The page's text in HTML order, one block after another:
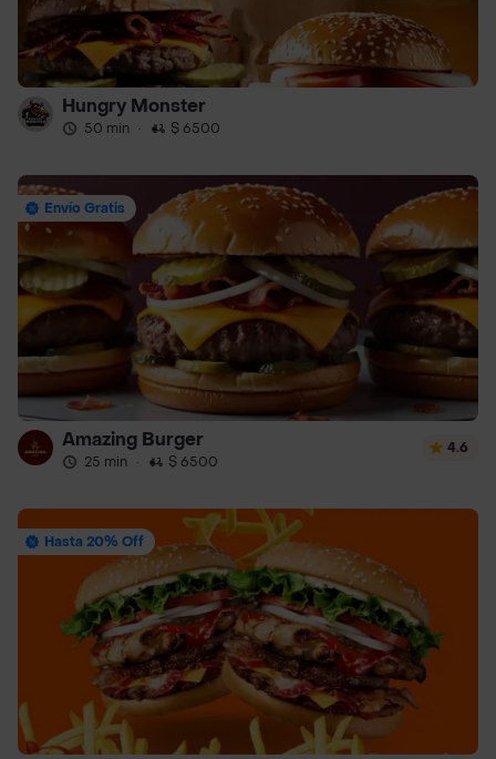
Hungry Monster
50 min · $ 6500
Envío Gratis
Amazing Burger
25 min · $ 6500
4.6
Hasta 20% Off